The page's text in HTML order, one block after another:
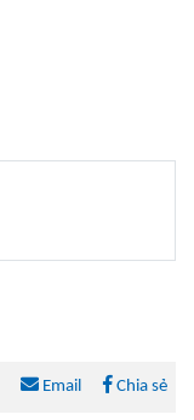
Email Chia sẻ